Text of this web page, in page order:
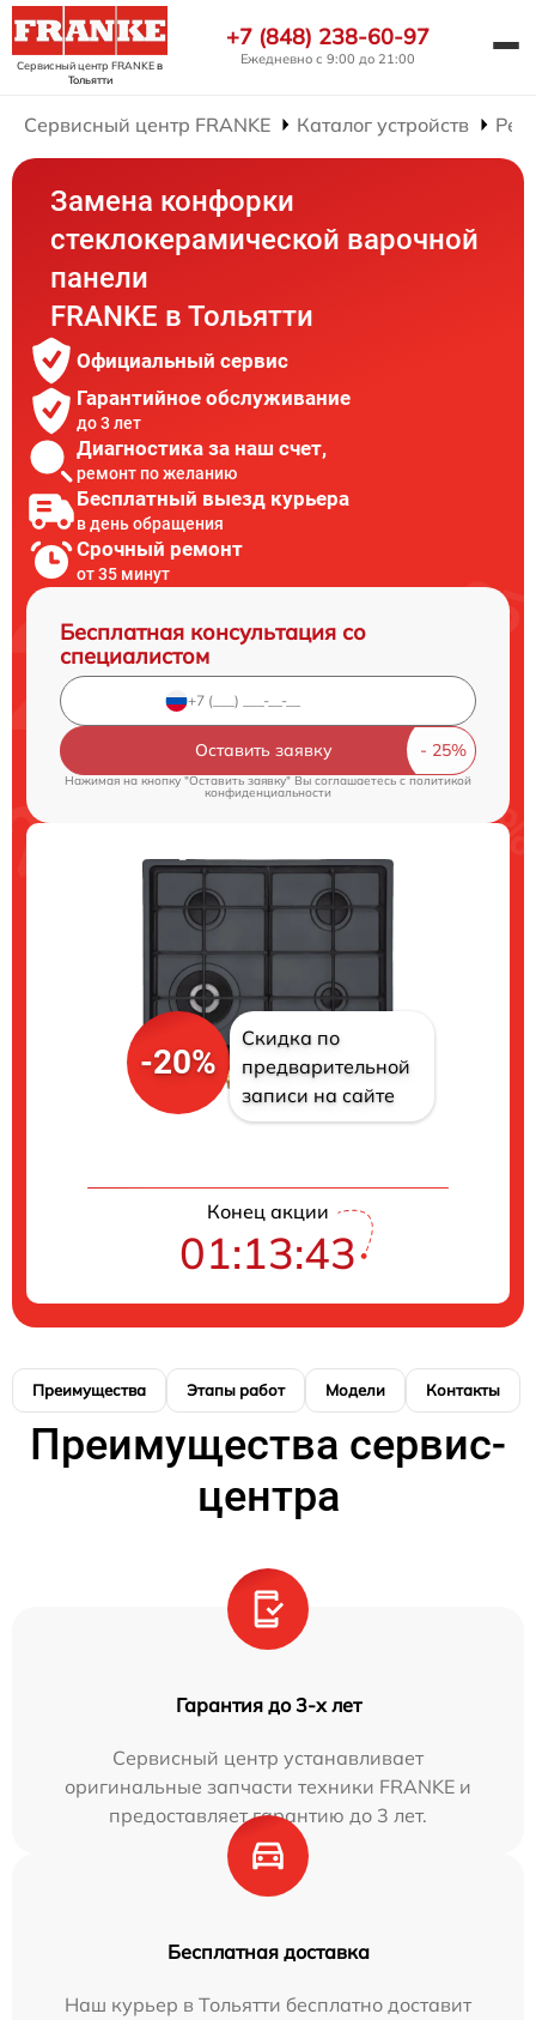
Сервисный центр FRANKEв
Тольятти
+7 (848) 238-60-97
Ежедневно с 9:00 до 21:00
Сервисный центр FRANKE Каталог устройств
Замена конфорки
стеклокерамической варочной
панели
FRANKE в Тольятти
Официальный сервис
Гарантийное обслуживание
до 3 лет
Диагностика за наш счет,
ремонт по желанию
Бесплатный выезд курьера
в день обращения
Срочный ремонт
от 35 минут
Бесплатная консультация со
специалистом
Оставить заявку
Нажимая на кнопку "Оставить заявку" Вы соглашаетесь cполитикой
конфиденциальности
-20%
Скидка по
предварительной
записи на сайте
Конец акции
01:13:42
Преимущества Этапы работ Модели Контакты
Преимущества сервис-
центра
Гарантия до 3-х лет
Сервисный центр устанавливает
оригинальные запчасти техники FRANKE и
предоставляет гарантию до 3 лет.
Бесплатная доставка
Наш курьер в Тольятти бесплатно доставит